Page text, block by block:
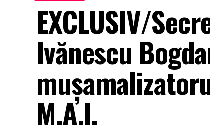
EXCLUSIV/
Ivănescu
M.A.I.